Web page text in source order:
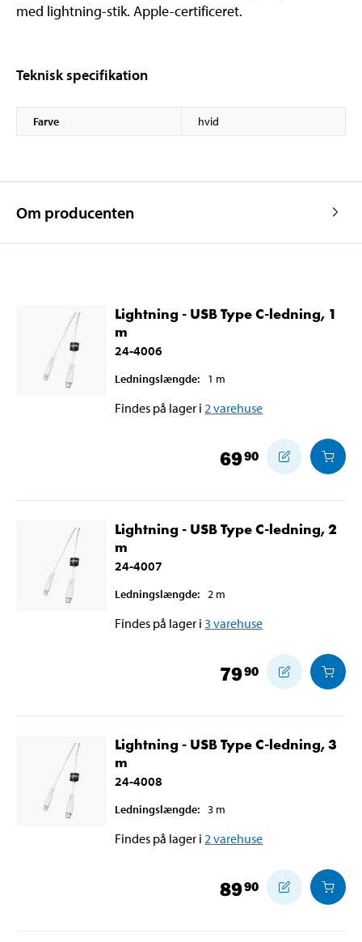
med lightning-stik. Apple-certificeret.
Teknisk specifikation
Farve hvid
Om producenten
Lightning - USB Type C-ledning, 1
m
24-4006
Ledningslængde: 1 m
Findes på lager i 2 varehuse
6990
Lightning - USB Type C-ledning, 2
m
24-4007
Ledningslængde: 2 m
Findes på lager i 3 varehuse
7990
Lightning - USB Type C-ledning, 3
m
24-4008
Ledningslængde: 3 m
Findes på lager i 2 varehuse
8990